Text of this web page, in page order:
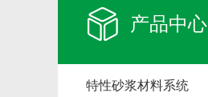
产品中心
特性砂浆材料系统